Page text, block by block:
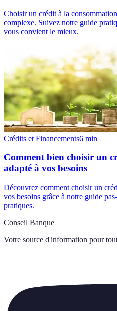
Choisir un crédit à la
complexe. Suivez notre guide
vous convient le mieux.
Crédits et Financements6 min
Comment bien choisir un
adapté à vos besoins
Découvrez comment choisir un
vos besoins grâce à notre guide
pratiques.
Conseil Banque
Votre source d'information pour